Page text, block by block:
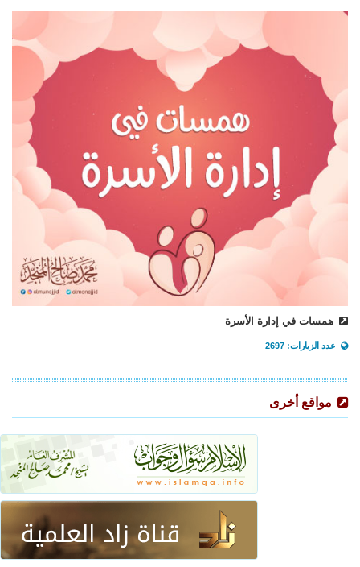
همسات في إدارة الأسرة
عدد الزيارات: 2697
مواقع أخرى